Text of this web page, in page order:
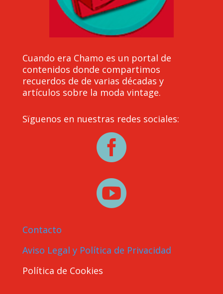
Cuando era Chamo es un portal de
contenidos donde compartimos
recuerdos de de varias décadas y
artículos sobre la moda vintage.
Sïguenos en nuestras redes sociales:


Contacto
Aviso Legal y Política de Privacidad
Política de Cookies